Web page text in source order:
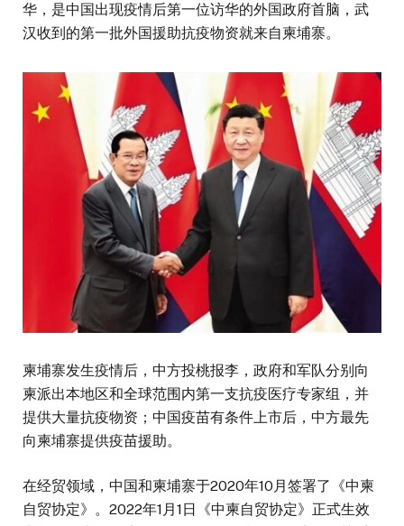
华，是中国出现疫情后第一位访华的外国政府首脑，武
汉收到的第一批外国援助抗疫物资就来自柬埔寨。
柬埔寨发生疫情后，中方投桃报李，政府和军队分别向
柬派出本地区和全球范围内第一支抗疫医疗专家组，并
提供大量抗疫物资；中国疫苗有条件上市后，中方最先
向柬埔寨提供疫苗援助。
在经贸领域，中国和柬埔寨于2020年10月签署了《中柬
自贸协定》。2022年1月1日《中柬自贸协定》正式生效